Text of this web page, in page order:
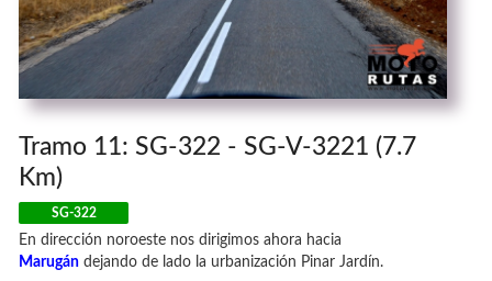
Tramo 11: SG-322 - SG-V-3221 (7.7
Km)
SG-322
En dirección noroeste nos dirigimos ahora hacia
Marugán dejando de lado la urbanización Pinar Jardín.